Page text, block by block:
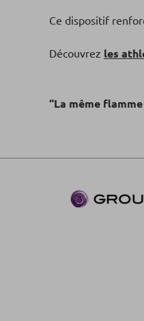
Ce dispositif
Découvrez les
“La même